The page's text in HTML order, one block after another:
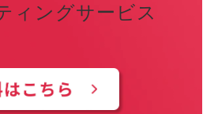
ィングサービス